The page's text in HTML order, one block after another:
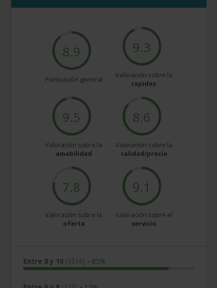
8.9
Puntuación general
9.3
Valoración sobre la
rapidez
9.5
Valoración sobre la
amabilidad
8.6
Valoración sobre la
calidad/precio
7.8
Valoración sobre la
oferta
9.1
Valoración sobre el
servicio
Entre 8 y 10 (1516) - 85%